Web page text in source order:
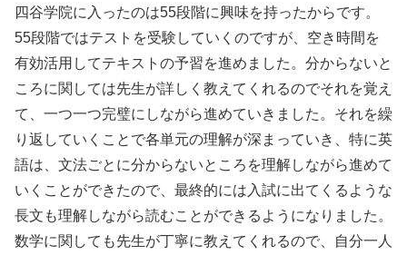
四谷学院に入ったのは55段階に興味を持ったからです。
55段階ではテストを受験していくのですが、空き時間を
有効活用してテキストの予習を進めました。分からないと
ころに関しては先生が詳しく教えてくれるのでそれを覚え
て、一つ一つ完璧にしながら進めていきました。それを繰
り返していくことで各単元の理解が深まっていき、特に英
語は、文法ごとに分からないところを理解しながら進めて
いくことができたので、最終的には入試に出てくるような
長文も理解しながら読むことができるようになりました。
数学に関しても先生が丁寧に教えてくれるので、自分一人